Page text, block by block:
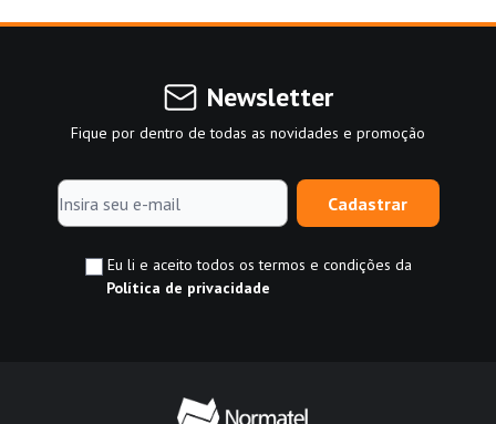
Newsletter
Fique por dentro de todas as novidades e promoção
Cadastrar
Eu li e aceito todos os termos e condições da
Política de privacidade